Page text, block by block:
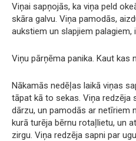
Viņai sapņojās, ka viņa peld
skāra galvu. Viņa pamodās,
aukstiem un slapjiem
Viņu pārņēma panika. Kaut kas
Nākamās nedēļas laikā viņas
tāpat kā to sekas. Viņa redzēja
dārzu, un pamodās ar netīriem
kurā turēja bērnu rotaļlietu, un
zirgu. Viņa redzēja sapni par